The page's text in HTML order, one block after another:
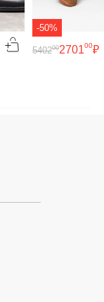
-50%
270100₽
540200